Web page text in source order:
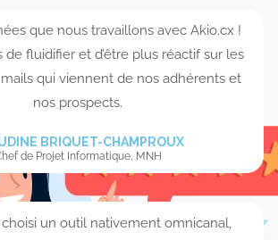
que nous travaillons avec Akio.cx !
de fluidifier et d’être plus réactif sur les
qui viennent de nos adhérents et
nos prospects.
BRIQUET-CHAMPROUX
de Projet Informatique, MNH
un outil nativement omnicanal,